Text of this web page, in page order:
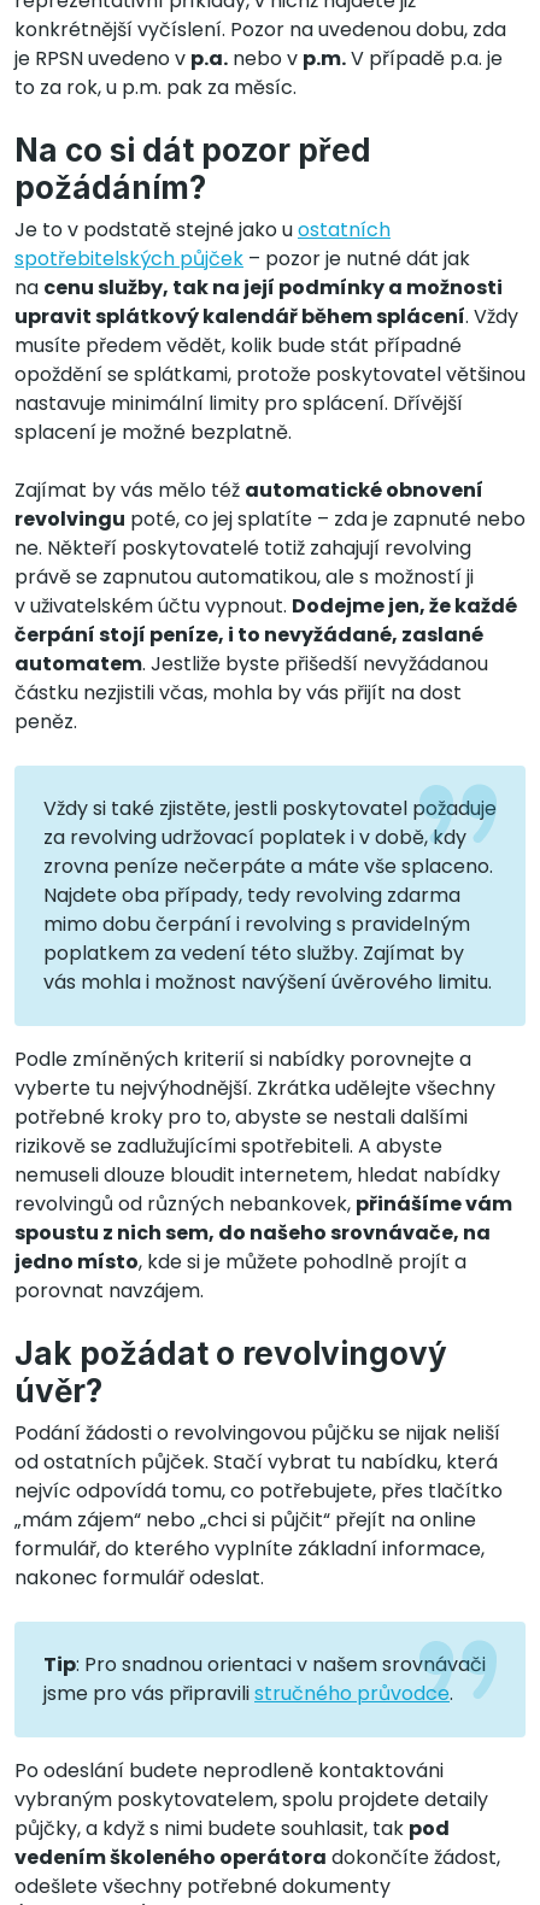
konkrétnější vyčíslení. Pozor na uvedenou dobu, zda
je RPSN uvedeno v p.a. nebo v p.m.V případě p.a. je
to za rok, u p.m. pak za měsíc.
Na co si dát pozor před
požádáním?
Je to v podstatě stejné jako uostatních
spotřebitelských půjček – pozor je nutné dát jak
na cenu služby, tak na její podmínky a možnosti
upravit splátkový kalendář během splácení. Vždy
musíte předem vědět, kolik bude stát případné
opoždění se splátkami, protože poskytovatel většinou
nastavuje minimální limity pro splácení. Dřívější
splacení je možné bezplatně.
Zajímat by vás mělo též automatické obnovení
revolvingu poté, co jej splatíte – zda je zapnuté nebo
ne. Někteří poskytovatelé totiž zahajují revolving
právě se zapnutou automatikou, ale s možností ji
v uživatelském účtu vypnout. Dodejme jen, že každé
čerpání stojí peníze, i to nevyžádané, zaslané
automatem. Jestliže byste přišedší nevyžádanou
částku nezjistili včas, mohla by vás přijít na dost
peněz.
Vždy si také zjistěte, jestli poskytovatel požaduje
za revolving udržovací poplatek i v době, kdy
zrovna peníze nečerpáte a máte vše splaceno.
Najdete oba případy, tedy revolving zdarma
mimo dobu čerpání i revolving s pravidelným
poplatkem za vedení této služby. Zajímat by
vás mohla i možnost navýšení úvěrového limitu.
Podle zmíněných kriterií si nabídky porovnejte a
vyberte tu nejvýhodnější. Zkrátka udělejte všechny
potřebné kroky pro to, abyste se nestali dalšími
rizikově se zadlužujícími spotřebiteli. A abyste
nemuseli dlouze bloudit internetem, hledat nabídky
revolvingů od různých nebankovek, přinášíme vám
spoustu z nich sem, do našeho srovnávače, na
jedno místo, kde si je můžete pohodlně projít a
porovnat navzájem.
Jak požádat o revolvingový
úvěr?
Podání žádosti o revolvingovou půjčku se nijak neliší
od ostatních půjček. Stačí vybrat tu nabídku, která
nejvíc odpovídá tomu, co potřebujete, přes tlačítko
„mám zájem“ nebo „chci si půjčit“ přejít na online
formulář, do kterého vyplníte základní informace,
nakonec formulář odeslat.
Tip: Pro snadnou orientaci v našem srovnávači
jsme pro vás připravilistručného průvodce.
Po odeslání budete neprodleně kontaktováni
vybraným poskytovatelem, spolu projdete detaily
půjčky, a když s nimi budete souhlasit, tak pod
vedením školeného operátora dokončíte žádost,
odešlete všechny potřebné dokumenty